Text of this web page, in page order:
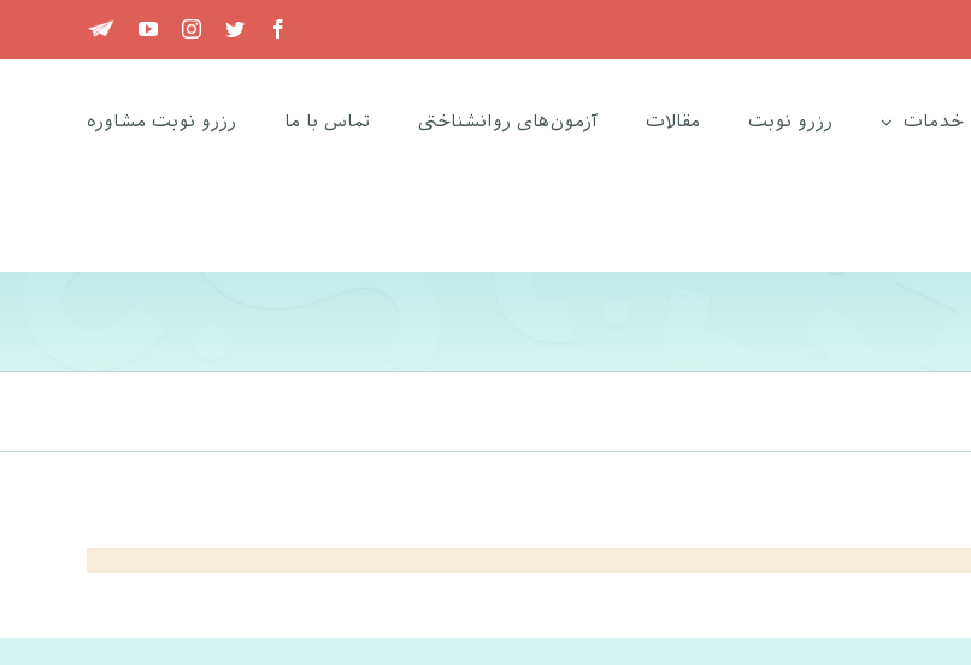
Facebook
Twitter
Instagram
YouTube
Telegram
خدمات رزرو نوبت مقالات آزمون‌های روانشناختی تماس با ما رزرو نوبت مشاوره